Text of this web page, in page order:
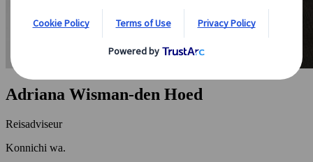
Adriana Wisman-den Hoed
Reisadviseur
Konnichi wa.